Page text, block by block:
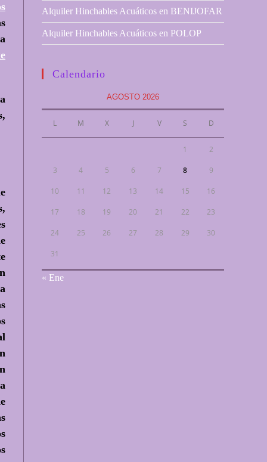
Alquiler Hinchables Acuáticos en BENIJOFAR
Alquiler Hinchables Acuáticos en POLOP
Calendario
AGOSTO 2026
L M X J V S D
1 2
3 4 5 6 7 8 9
10 11 12 13 14 15 16
17 18 19 20 21 22 23
24 25 26 27 28 29 30
31
« Ene